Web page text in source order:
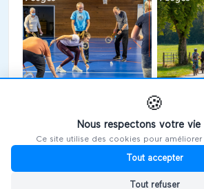
🎪Retrouvez cet exposant sur les
🍪
Nous respectons votre vie
Ce site utilise des cookies pour améliorer
Tout accepter
Tout refuser